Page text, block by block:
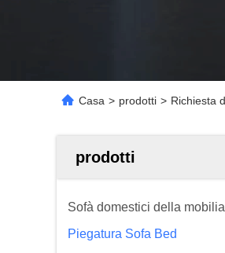
Casa > prodotti > Richiesta
prodotti
Sofà domestici della mobilia
Piegatura Sofa Bed